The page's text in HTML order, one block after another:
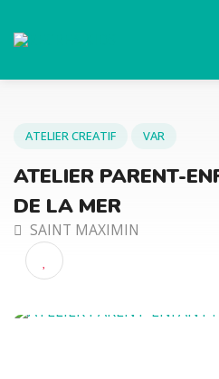
ATELIER PARENT-
DE LA MER
SAINT MAXIMIN